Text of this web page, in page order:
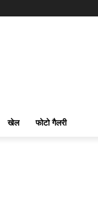
खेल फोटो गैलरी